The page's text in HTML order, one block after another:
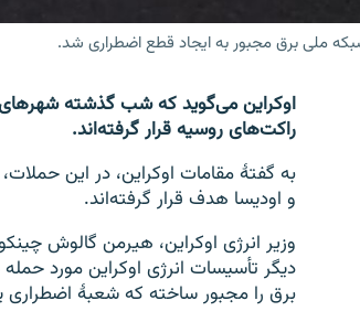
شبکه ملی برق مجبور به ایجاد قطع اضطراری شد.
اوکراین می‌گوید که شب گذشته
راکت‌های روسیه قرار گرفته‌اند.
به گفتۀ مقامات اوکراین، در این
و اودیسا هدف قرار گرفته‌اند.
دیگر تأسیسات انرژی اوکراین مورد
برق را مجبور ساخته که شعبۀ اضطراری